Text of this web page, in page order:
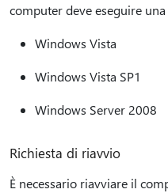
computer deve eseguire
Windows Vista
Windows Vista SP1
Windows Server 2008
Richiesta di riavvio
È necessario riavviare il